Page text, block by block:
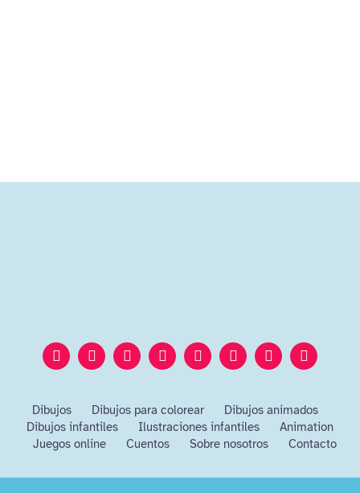
Dibujos Dibujos para colorear
Dibujos animados
Dibujos infantiles
Ilustraciones infantiles
Animation
Juegos online
Cuentos Sobre nosotros Contacto